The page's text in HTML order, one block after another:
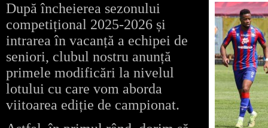
După încheierea sezonului
competițional 2025-2026 și
intrarea în vacanță a echipei de
seniori, clubul nostru anunță
primele modificări la nivelul
lotului cu care vom aborda
viitoarea ediție de campionat.